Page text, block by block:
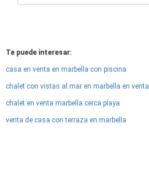
Te puede interesar:
casa en venta en marbella con piscina
chalet con vistas al mar en marbella en venta
chalet en venta marbella cerca playa
venta de casa con terraza en marbella